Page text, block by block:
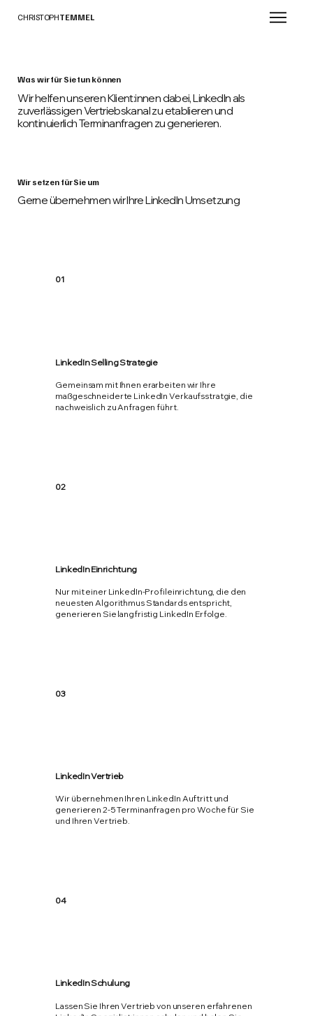
CHRISTOPHTEMMEL
Was wir für Sie tun können
Wir helfen unseren Klient:innen dabei, LinkedIn als
zuverlässigen Vertriebskanal zu etablieren und
kontinuierlich Terminanfragen zu generieren.
Wir setzen für Sie um
Gerne übernehmen wir Ihre LinkedIn Umsetzung
01
LinkedIn Selling Strategie
Gemeinsam mit Ihnen erarbeiten wir Ihre
maßgeschneiderte LinkedIn Verkaufsstratgie, die
nachweislich zu Anfragen führt.
02
LinkedIn Einrichtung
Nur mit einer LinkedIn-Profileinrichtung, die den
neuesten Algorithmus Standards entspricht,
generieren Sie langfristig LinkedIn Erfolge.
03
LinkedIn Vertrieb
Wir übernehmen Ihren LinkedIn Auftritt und
generieren 2-5 Terminanfragen pro Woche für Sie
und Ihren Vertrieb.
04
LinkedIn Schulung
Lassen Sie Ihren Vertrieb von unseren erfahrenen